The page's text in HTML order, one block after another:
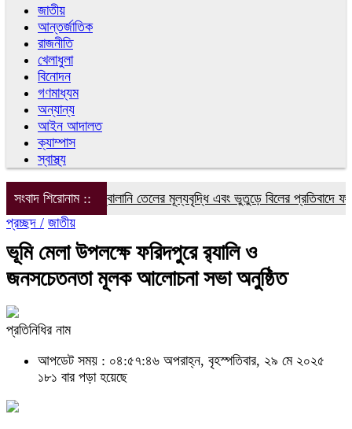
জাতীয়
আন্তর্জাতিক
রাজনীতি
খেলাধুলা
বিনোদন
গণমাধ্যম
অন্যান্য
আইন আদালত
ক্যাম্পাস
স্বাস্থ্য
সংবাদ শিরোনাম ::
বিদ্যুৎ, গ্যাস ও জ্বালানি তেলের মূল্যবৃদ্ধি এবং ভুতুড়ে বিলের প্রতিবাদে
প্রচ্ছদ / জাতীয়
ভূমি মেলা উপলক্ষে ফরিদপুরে র‍্যালি ও
জনসচেতনতা মূলক আলোচনা সভা অনুষ্ঠিত
প্রতিনিধির নাম
আপডেট সময় : ০৪:৫৭:৪৬ অপরাহ্ন, বৃহস্পতিবার, ২৯ মে ২০২৫
১৮১ বার পড়া হয়েছে